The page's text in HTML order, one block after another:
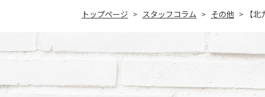
トップページ > スタッフコラム > その他 > 【